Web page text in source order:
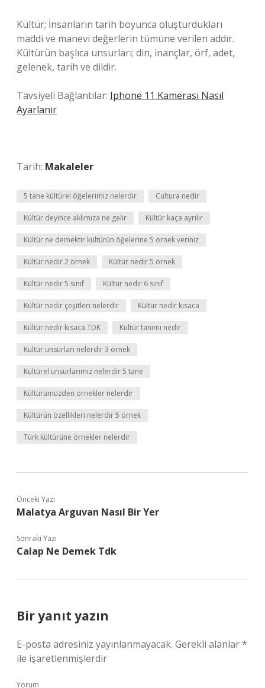
Kültür; İnsanların tarih boyunca oluşturdukları
maddi ve manevi değerlerin tümüne verilen addır.
Kültürün başlıca unsurları; din, inançlar, örf, adet,
gelenek, tarih ve dildir.
Tavsiyeli Bağlantılar: Iphone 11 Kamerası Nasıl
Ayarlanır
Tarih: Makaleler
5 tane kültürel öğelerimiz nelerdir Cultura nedir
Kültür deyince aklımıza ne gelir Kültür kaça ayrılır
Kültür ne demektir kültürün öğelerine 5 örnek veriniz
Kültür nedir 2 örnek Kültür nedir 5 örnek
Kültür nedir 5 sınıf Kültür nedir 6 sınıf
Kültür nedir çeşitleri nelerdir Kültür nedir kısaca
Kültür nedir kısaca TDK Kültür tanımı nedir
Kültür unsurları nelerdir 3 örnek
Kültürel unsurlarımız nelerdir 5 tane
Kültürümüzden örnekler nelerdir
Kültürün özellikleri nelerdir 5 örnek
Türk kültürüne örnekler nelerdir
Önceki Yazı
Malatya Arguvan Nasıl Bir Yer
Sonraki Yazı
Calap Ne Demek Tdk
Bir yanıt yazın
E-posta adresiniz yayınlanmayacak. Gerekli alanlar*
ile işaretlenmişlerdir
Yorum